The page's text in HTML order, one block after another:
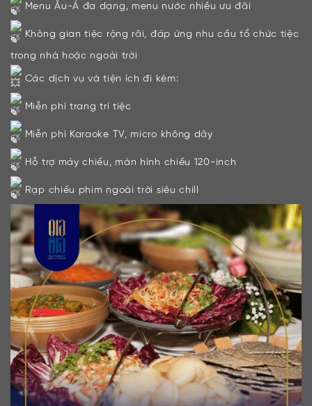
Menu Âu-Á đa dạng, menu nước nhiều ưu đãi
Không gian tiệc rộng rãi, đáp ứng nhu cầu tổ chức tiệc
trong nhà hoặc ngoài trời
Các dịch vụ và tiện ích đi kèm:
Miễn phí trang trí tiệc
Miễn phí Karaoke TV, micro không dây
Hỗ trợ máy chiếu, màn hình chiếu 120-inch
Rạp chiếu phim ngoài trời siêu chill